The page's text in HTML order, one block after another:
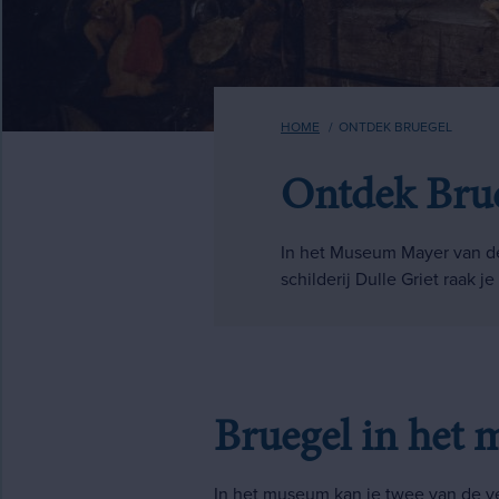
Kruimelpad
HOME ONTDEK BRUEGEL
Ontdek
In het Museum Mayer van
schilderij Dulle Griet raak
Bruegel in het
In het museum kan je twee van de